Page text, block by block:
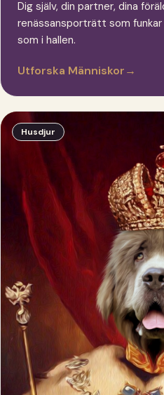
Dig själv, din partner, dina
renässansporträtt som
som i hallen.
Utforska Människor→
Husdjur